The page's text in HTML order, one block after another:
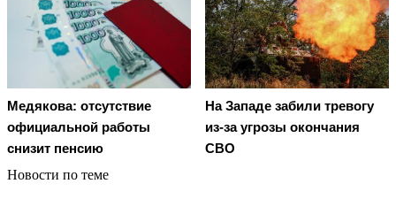
Медякова: отсутствие
официальной работы
снизит пенсию
На Западе забили тревогу
из-за угрозы окончания
СВО
Новости по теме